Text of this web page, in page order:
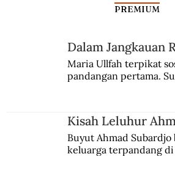
Dari Srebrenica ke
PREMIUM
Dalam Jangkauan
Maria Ullfah terpikat
pandangan pertama.
Kisah Leluhur
Buyut Ahmad Subardjo
keluarga terpandang